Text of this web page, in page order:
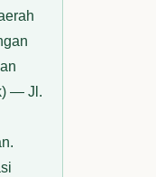
— Jl.